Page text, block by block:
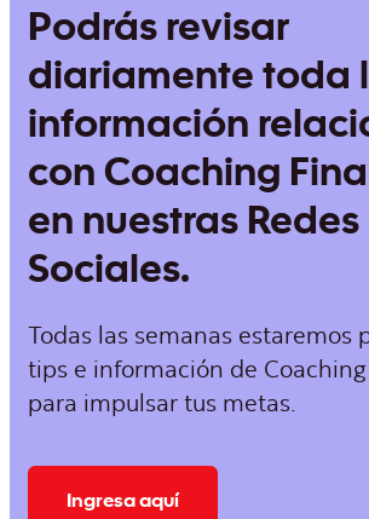
Podrás revisar
diariamente toda
información
con Coaching
en nuestras Redes
Sociales.
Todas las semanas estaremos
tips e información de
para impulsar tus metas.
Ingresa aquí